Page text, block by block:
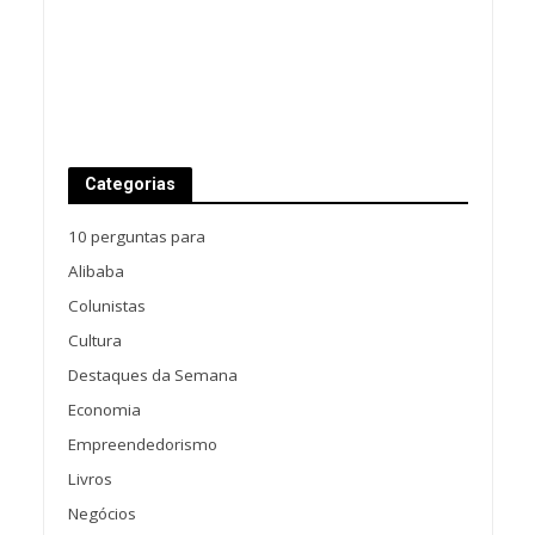
Categorias
10 perguntas para
Alibaba
Colunistas
Cultura
Destaques da Semana
Economia
Empreendedorismo
Livros
Negócios